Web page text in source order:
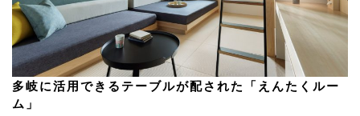
多岐に活用できるテーブルが配された「えんたくルー
ム」